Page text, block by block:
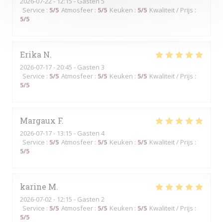
Service : 5/5 Atmosfeer : 5/5 Keuken : 5/5 Kwaliteit / Prijs :
5/5
Erika N
2026-07-17- 20:45 - Gasten 3
Service : 5/5 Atmosfeer : 5/5 Keuken : 5/5 Kwaliteit / Prijs :
5/5
Margaux F
2026-07-17- 13:15 - Gasten 4
Service : 5/5 Atmosfeer : 5/5 Keuken : 5/5 Kwaliteit / Prijs :
5/5
karine M
2026-07-02 - 12:15 - Gasten 2
Service : 5/5 Atmosfeer : 5/5 Keuken : 5/5 Kwaliteit / Prijs :
5/5